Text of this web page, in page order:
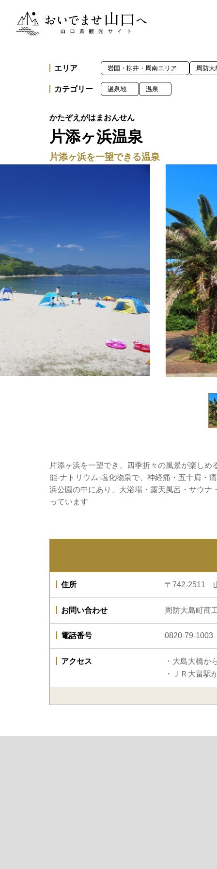
おいでませ山口へー山口県観光サイト
片添ヶ浜温泉
片添ヶ浜を一望できる温泉
片添ヶ浜を一望でき、四季折々の風景が楽し
能‐ナトリウム‐塩化物泉で、神経痛・五十肩・
浜公園の中にあり、大浴場・露天風呂・サウ
っています
エリア 岩国・柳井・周南エリア 周防大
カテゴリー 温泉地 温泉
住所 〒742-2511
お問い合わせ 周防大島町
電話番号 0820-79-1003
アクセス
・大島大橋か
・ＪＲ大畠駅